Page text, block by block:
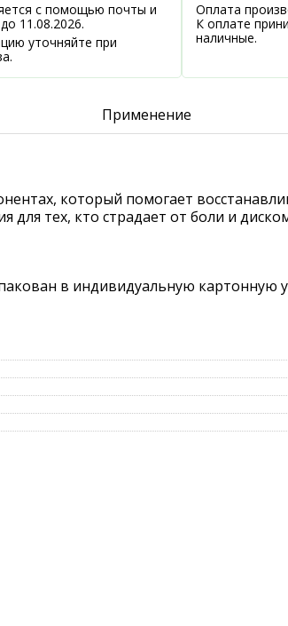
с помощью почты и
11.08.2026.
уточняйте при
Оплата
К оплате
наличные.
Применение
который помогает
тех, кто страдает от боли и
в индивидуальную картонную